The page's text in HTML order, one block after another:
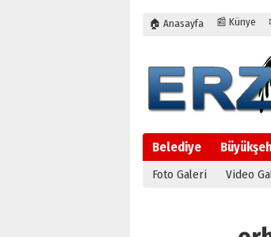
🏠 Anasayfa 📰 Künye
Belediye
Foto Galeri Video